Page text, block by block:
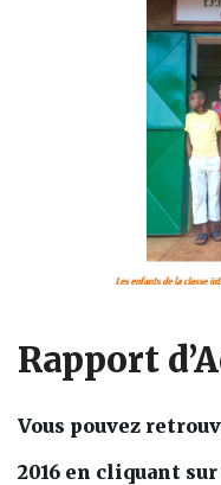
Rapport
Vous pouvez
2016 en cliquant